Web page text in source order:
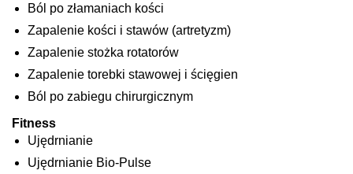
Ból po złamaniach kości
Zapalenie kości i stawów (artretyzm)
Zapalenie stożka rotatorów
Zapalenie torebki stawowej i ścięgien
Ból po zabiegu chirurgicznym
Fitness
Ujędrnianie
Ujędrnianie Bio-Pulse